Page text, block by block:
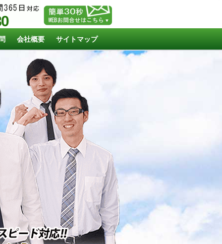
会社概要 サイトマップ